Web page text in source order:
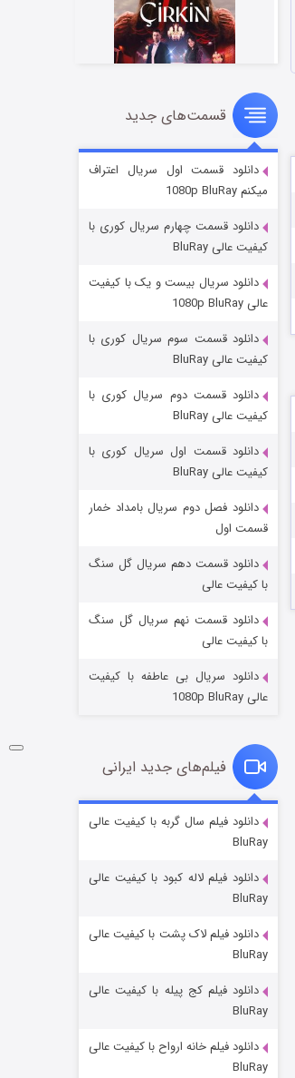
سریال زشت
قسمت۲ (زیرنویس) منتشر شد
مردگان متحرک: شهر مرده ۳
شکست استوارت در نجات جهان
قسمت ۷ (زیرنویس) منتشر شد
شوگر فصل ۲
قسمت
خاندان اژدها فصل ۳
قسمت‌های جدید
دانلود قسمت اول سریال اعتراف
میکنم 1080p BluRay
دانلود قسمت چهارم سریال کوری با
کیفیت عالی BluRay
دانلود سریال بیست و یک با کیفیت
عالی 1080p BluRay
دانلود قسمت سوم سریال کوری با
کیفیت عالی BluRay
دانلود قسمت دوم سریال کوری با
کیفیت عالی BluRay
دانلود قسمت اول سریال کوری با
کیفیت عالی BluRay
دانلود فصل دوم سریال بامداد خمار
قسمت اول
دانلود قسمت دهم سریال گل سنگ
با کیفیت عالی
دانلود قسمت نهم سریال گل سنگ
با کیفیت عالی
دانلود سریال بی عاطفه با کیفیت
عالی 1080p BluRay
فیلم‌های جدید ایرانی
دانلود فیلم سال گربه با کیفیت عالی
BluRay
دانلود فیلم لاله کبود با کیفیت عالی
BluRay
دانلود فیلم لاک پشت با کیفیت عالی
BluRay
دانلود فیلم کج‌ پیله با کیفیت عالی
BluRay
دانلود فیلم خانه ارواح با کیفیت عالی
BluRay